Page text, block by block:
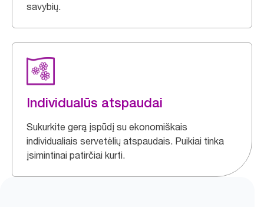
savybių.
Individualūs atspaudai
Sukurkite gerą įspūdį su ekonomiškais
individualiais servetėlių atspaudais. Puikiai tinka
įsimintinai patirčiai kurti.